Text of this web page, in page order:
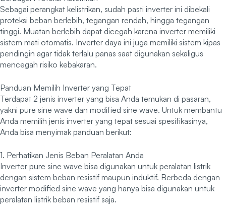
Sebagai perangkat kelistrikan, sudah pasti inverter ini dibekali
proteksi beban berlebih, tegangan rendah, hingga tegangan
tinggi. Muatan berlebih dapat dicegah karena inverter memiliki
sistem mati otomatis. Inverter daya ini juga memiliki sistem kipas
pendingin agar tidak terlalu panas saat digunakan sekaligus
mencegah risiko kebakaran.
Panduan Memilih Inverter yang Tepat
Terdapat 2 jenis inverter yang bisa Anda temukan di pasaran,
yakni pure sine wave dan modified sine wave. Untuk membantu
Anda memilih jenis inverter yang tepat sesuai spesifikasinya,
Anda bisa menyimak panduan berikut:
1. Perhatikan Jenis Beban Peralatan Anda
Inverter pure sine wave bisa digunakan untuk peralatan listrik
dengan sistem beban resistif maupun induktif. Berbeda dengan
inverter modified sine wave yang hanya bisa digunakan untuk
peralatan listrik beban resistif saja.